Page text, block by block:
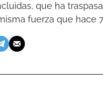
que ha
fuerza que hace